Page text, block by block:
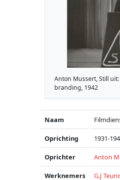
Anton Mussert, Still
branding, 1942
Naam
Oprichting 1931-
Oprichter Anton
Werknemers G.J